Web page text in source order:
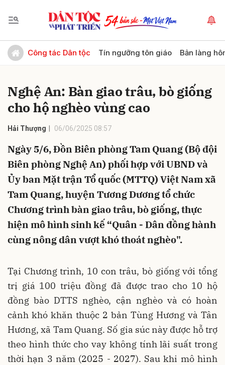
Công tác Dân tộc Tín ngưỡng tôn giáo Bản làng
Nghệ An: Bàn giao trâu, bò giống
cho hộ nghèo vùng cao
Hải Thượng 06/06/2025 08:57
Ngày 5/6, Đồn Biên phòng Tam Quang (Bộ đội
Biên phòng Nghệ An) phối hợp với UBND và
Ủy ban Mặt trận Tổ quốc (MTTQ) Việt Nam xã
Tam Quang, huyện Tương Dương tổ chức
Chương trình bàn giao trâu, bò giống, thực
hiện mô hình sinh kế “Quân - Dân đồng hành
cùng nông dân vượt khó thoát nghèo".
Tại Chương trình, 10 con trâu, bò giống với tổng
trị giá 100 triệu đồng đã được trao cho 10 hộ
đồng bào DTTS nghèo, cận nghèo và có hoàn
cảnh khó khăn thuộc 2 bản Tùng Hương và Tân
Hương, xã Tam Quang. Số gia súc này được hỗ trợ
theo hình thức cho vay không tính lãi suất trong
thời hạn 3 năm (2025 - 2027). Sau khi mô hình
Gửi bình luận
Hủy Gửi